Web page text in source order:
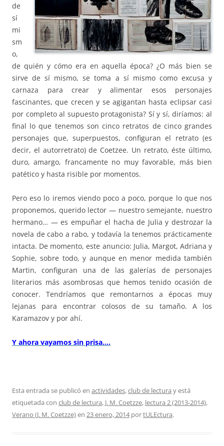
de
sí
mi
sm
o,
de quién y cómo era en aquella época? ¿O más bien se
sirve de sí mismo, se toma a sí mismo como excusa y
carnaza para crear y alimentar esos personajes
fascinantes, que crecen y se agigantan hasta eclipsar casi
por completo al supuesto protagonista? Sí y sí, diríamos: al
final lo que tenemos son cinco retratos de cinco grandes
personajes que, superpuestos, configuran el retrato (es
decir, el autorretrato) de Coetzee. Un retrato, éste último,
duro, amargo, francamente no muy favorable, más bien
patético y hasta risible por momentos.
Pero eso lo iremos viendo poco a poco, porque lo que nos
proponemos, querido lector — nuestro semejante, nuestro
hermano… — es empuñar el hacha de Julia y destrozar la
novela de cabo a rabo, y todavía la tenemos prácticamente
intacta. De momento, este anuncio: Julia, Margot, Adriana y
Sophie, sobre todo, y aunque en menor medida también
Martin, configuran una de las galerías de personajes
literarios más asombrosas que hemos tenido ocasión de
conocer. Tendríamos que remontarnos a épocas muy
lejanas para encontrar colosos de su tamaño. A los
Karamazov y por ahí.
Y ahora vayamos sin prisa….
Esta entrada se publicó en actividades,club de lectura y está
etiquetada con club de lectura, J. M. Coetzze, lectura 2 (2013-2014),
Verano (J. M. Coetzze)en 23 enero, 2014portULEctura.